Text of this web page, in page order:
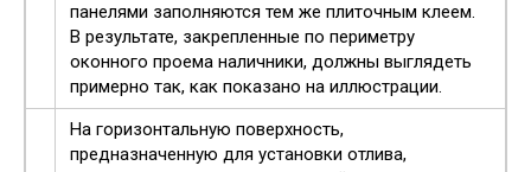
панелями заполняются тем же плиточным клеем.
В результате, закрепленные по периметру
оконного проема наличники, должны выглядеть
примерно так, как показано на иллюстрации.
На горизонтальную поверхность,
предназначенную для установки отлива,